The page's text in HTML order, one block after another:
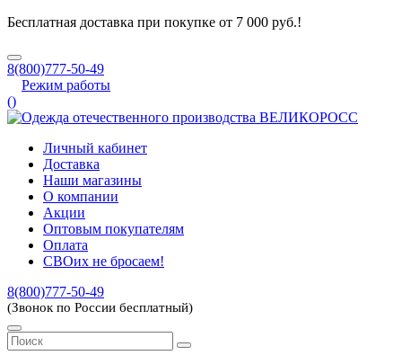
Бесплатная доставка при покупке от 7 000 руб.!
8(800)777-50-49
Режим работы
()
Личный кабинет
Доставка
Наши магазины
О компании
Акции
Оптовым покупателям
Оплата
СВОих не бросаем!
8(800)777-50-49
(Звонок по России бесплатный)